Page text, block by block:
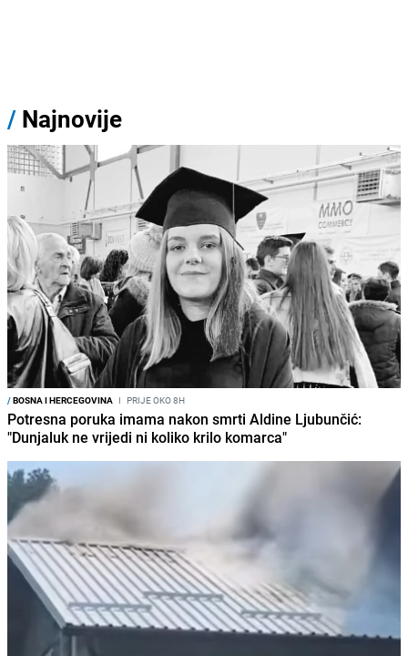
/ Najnovije
/BOSNA I HERCEGOVINA I PRIJE OKO 8H
Potresna poruka imama nakon smrti Aldine Ljubunčić:
"Dunjaluk ne vrijedi ni koliko krilo komarca"